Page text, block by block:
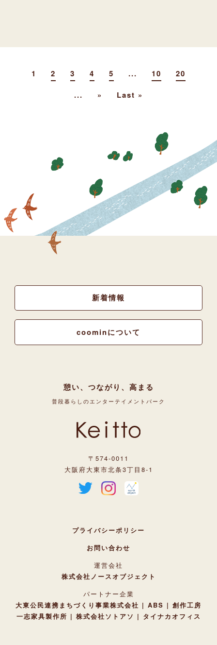
1 2 3 4 5 ... 10
20
...
» Last »
新着情報
coominについて
憩い、つながり、高まる
普段暮らしのエンターテイメントパーク
〒574-0011
大阪府大東市北条3丁目8-1
プライバシーポリシー
お問い合わせ
運営会社
株式会社ノースオブジェクト
パートナー企業
大東公民連携まちづくり事業株式会社
ABS
創作工房
一志家具製作所
株式会社ソトアソ タイナカオフィス